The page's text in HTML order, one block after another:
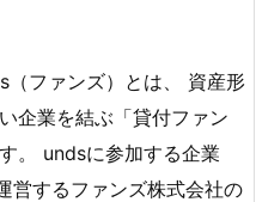
ファンズ）とは、 資産形
企業を結ぶ「貸付ファン
。 undsに参加する企業
営するファンズ株式会社の